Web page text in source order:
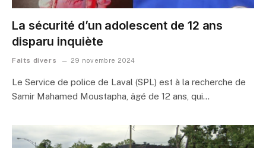
La sécurité d’un adolescent de 12 ans
disparu inquiète
Faits divers 29 novembre 2024
Le Service de police de Laval (SPL) est à la recherche de
Samir Mahamed Moustapha, âgé de 12 ans, qui…